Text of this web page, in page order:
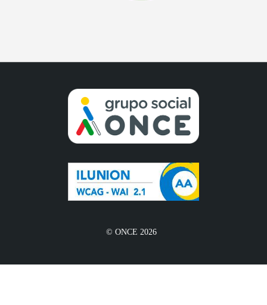
© ONCE 2026